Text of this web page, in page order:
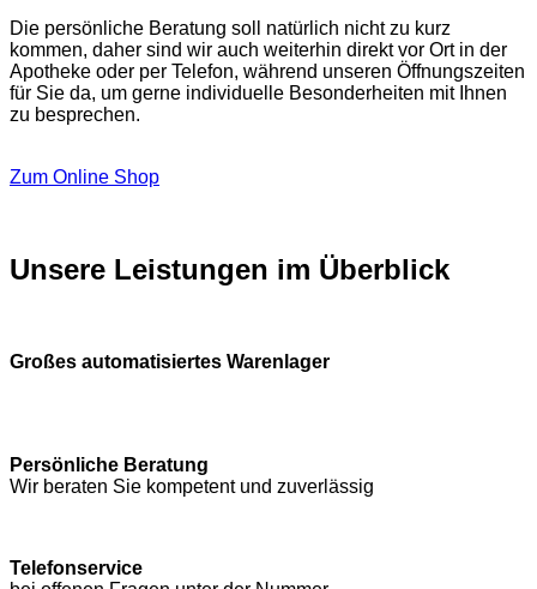
Die persönliche Beratung soll natürlich nicht zu kurz
kommen, daher sind wir auch weiterhin direkt vor Ort in der
Apotheke oder per Telefon, während unseren Öffnungszeiten
für Sie da, um gerne individuelle Besonderheiten mit Ihnen
zu besprechen.
Zum Online Shop
Unsere Leistungen im Überblick
Großes automatisiertes Warenlager
Persönliche Beratung
Wir beraten Sie kompetent und zuverlässig
Telefonservice